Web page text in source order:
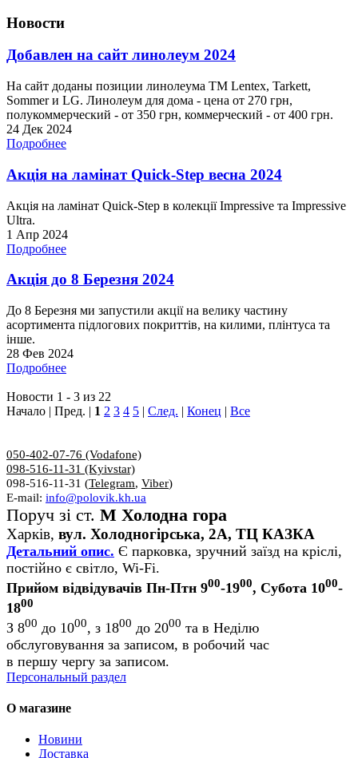
Новости
Добавлен на сайт линолеум 2024
На сайт доданы позиции линолеума ТМ Lentex, Tarkett,
Sommer и LG. Линолеум для дома - цена от 270 грн,
полукоммерческий - от 350 грн, коммерческий - от 400 грн.
24 Дек 2024
Подробнее
Акція на ламінат Quick-Step весна 2024
Акція на ламінат Quick-Step в колекції Impressive та Impressive
Ultra.
1 Апр 2024
Подробнее
Акція до 8 Березня 2024
До 8 Березня ми запустили акції на велику частину
асортимента підлогових покриттів, на килими, плінтуса та
інше.
28 Фев 2024
Подробнее
Новости 1 - 3 из 22
Начало | Пред. | 1 2 3 4 5 | След. | Конец | Все
050-402-07-76 (Vodafone)
098-516-11-31 (Kyivstar)
098-516-11-31 (Telegram, Viber)
E-mail: info@polovik.kh.ua
Поруч зі ст. М Холодна гора
Харків, вул. Холодногірська, 2А, ТЦ КАЗКА
Детальний опис. Є парковка, зручний заїзд на кріслі,
постійно є світло, Wi-Fi.
Прийом відвідувачів Пн-Птн 900-1900, Субота 1000-
1800
З 800 до 1000, з 1800 до 2000 та в Неділю
обслуговування за записом, в робочий час
в першу чергу за записом.
Персональный раздел
О магазине
Новини
Доставка